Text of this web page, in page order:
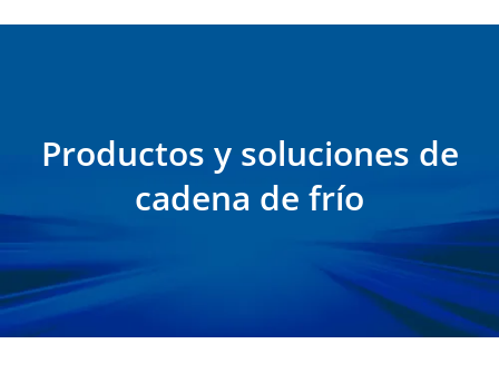
Productos y soluciones de
cadena de frío